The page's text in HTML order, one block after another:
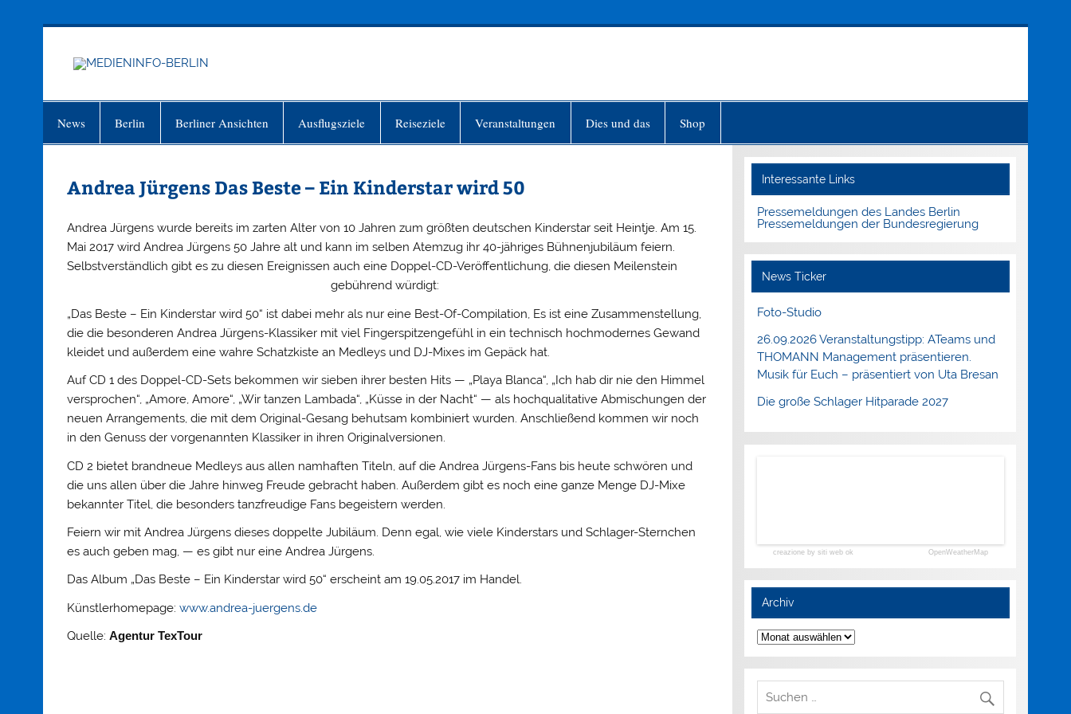
News Berlin Berliner Ansichten Ausflugsziele Reiseziele Veranstaltungen Dies und das Shop
Andrea Jürgens Das Beste – Ein Kinderstar wird 50
Andrea Jürgens wurde bereits im zarten Alter von 10 Jahren zum größten deutschen Kinderstar seit Heintje. Am 15.
Mai 2017 wird Andrea Jürgens 50 Jahre alt und kann im selben Atemzug ihr 40-jähriges Bühnenjubiläum feiern.
Selbstverständlich gibt es zu diesen Ereignissen auch eine Doppel-CD-Veröffentlichung, die diesen Meilenstein
gebührend würdigt:
„Das Beste – Ein Kinderstar wird 50“ ist dabei mehr als nur eine Best-Of-Compilation, Es ist eine Zusammenstellung,
die die besonderen Andrea Jürgens-Klassiker mit viel Fingerspitzengefühl in ein technisch hochmodernes Gewand
kleidet und außerdem eine wahre Schatzkiste an Medleys und DJ-Mixes im Gepäck hat.
Auf CD 1 des Doppel-CD-Sets bekommen wir sieben ihrer besten Hits — „Playa Blanca“, „Ich hab dir nie den Himmel
versprochen“, „Amore, Amore“, „Wir tanzen Lambada“, „Küsse in der Nacht“ — als hochqualitative Abmischungen der
neuen Arrangements, die mit dem Original-Gesang behutsam kombiniert wurden. Anschließend kommen wir noch
in den Genuss der vorgenannten Klassiker in ihren Originalversionen.
CD 2 bietet brandneue Medleys aus allen namhaften Titeln, auf die Andrea Jürgens-Fans bis heute schwören und
die uns allen über die Jahre hinweg Freude gebracht haben. Außerdem gibt es noch eine ganze Menge DJ-Mixe
bekannter Titel, die besonders tanzfreudige Fans begeistern werden.
Feiern wir mit Andrea Jürgens dieses doppelte Jubiläum. Denn egal, wie viele Kinderstars und Schlager-Sternchen
es auch geben mag, — es gibt nur eine Andrea Jürgens.
Das Album „Das Beste – Ein Kinderstar wird 50“ erscheint am 19.05.2017 im Handel.
Künstlerhomepage:www.andrea-juergens.de
Quelle:Agentur TexTour
Interessante Links
Pressemeldungen des Landes Berlin
Pressemeldungen der Bundesregierung
News Ticker
Foto-Studio
26.09.2026 Veranstaltungstipp: ATeams und
THOMANN Management präsentieren.
Musik für Euch – präsentiert von Uta Bresan
Die große Schlager Hitparade 2027
creazione by siti web ok OpenWeatherMap
Archiv
Archiv